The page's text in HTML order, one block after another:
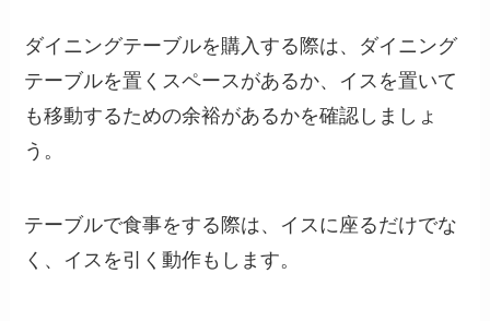
ダイニングテーブルを購入する際は、ダイニング
テーブルを置くスペースがあるか、イスを置いて
も移動するための余裕があるかを確認しましょ
う。
テーブルで食事をする際は、イスに座るだけでな
く、イスを引く動作もします。